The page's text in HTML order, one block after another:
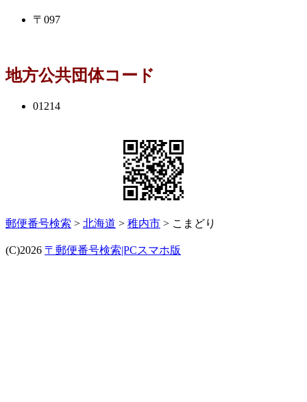
〒097
地方公共団体コード
01214
郵便番号検索 > 北海道 > 稚内市 > こまどり
(C)2026 〒郵便番号検索|PCスマホ版